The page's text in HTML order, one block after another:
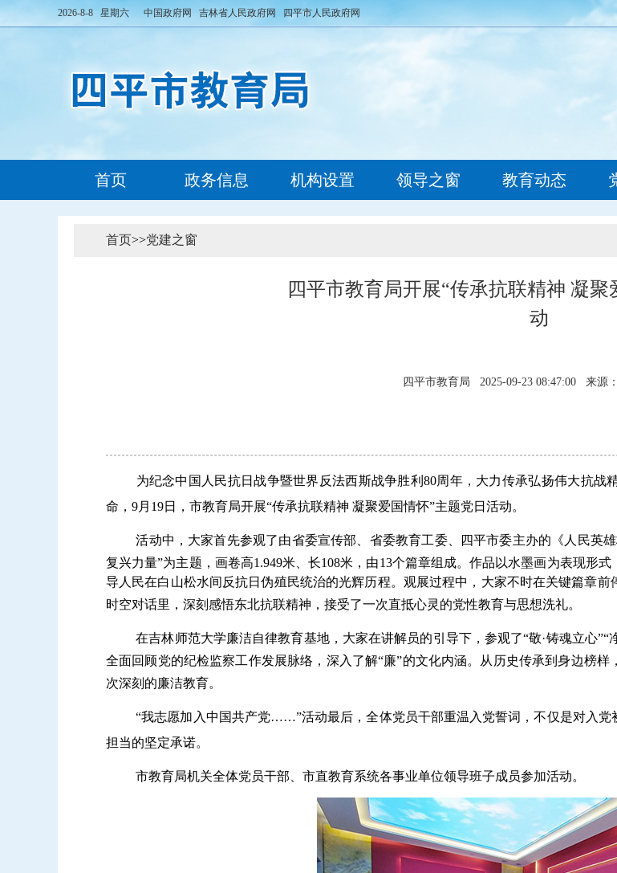
2026-8-8 星期六 中国政府网 吉林省人民政府网 四平市人民政府网
首页 政务信息 机构设置 领导之窗 教育动态
首页>>党建之窗
四平市教育局开展“传承抗联精神 凝
动
四平市教育局 2025-09-23 08:47:00 来源
为纪念中国人民抗日战争暨世界反法西斯战争胜利80周年，大力传承弘扬伟大抗
命， 9月19日，市教育局开展“传承抗联精神 凝聚爱国情怀”主题党日活动。
活动中，大家首先参观了由省委宣传部、省委教育工委、四平市委主办的《人民英
复兴力量”为主题，画卷高1.949米、长108米，由13个篇章组成。作品以水墨画为表现形
导人民在白山松水间反抗日伪殖民统治的光辉历程。观展过程中，大家不时在关键篇章
时空对话里，深刻感悟东北抗联精神，接受了一次直抵心灵的党性教育与思想洗礼。
在吉林师范大学廉洁自律教育基地，大家在讲解员的引导下，参观了“敬·铸魂立心”“
全面回顾党的纪检监察工作发展脉络，深入了解“廉”的文化内涵。从历史传承到身边榜
次深刻的廉洁教育。
“我志愿加入中国共产党……”活动最后，全体党员干部重温入党誓词，不仅是对入
担当的坚定承诺。
市教育局机关全体党员干部 市直教育系统各事业单位领导班子成员参加活动。